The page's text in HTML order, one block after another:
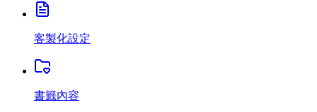
客製化設定
書籤內容